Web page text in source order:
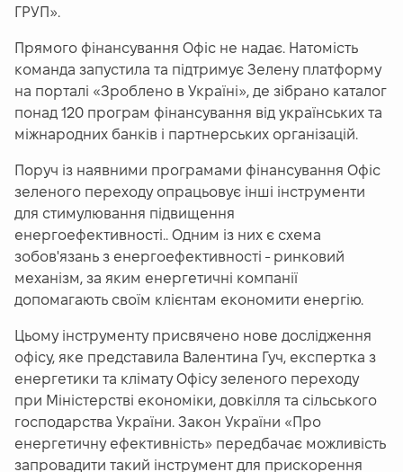
ГРУП».
Прямого фінансування Офіс не надає. Натомість
команда запустила та підтримує Зелену платформу
на порталі «Зроблено в Україні», де зібрано каталог
понад 120 програм фінансування від українських та
міжнародних банків і партнерських організацій.
Поруч із наявними програмами фінансування Офіс
зеленого переходу опрацьовує інші інструменти
для стимулювання підвищення
енергоефективності.. Одним із них є схема
зобов'язань з енергоефективності - ринковий
механізм, за яким енергетичні компанії
допомагають своїм клієнтам економити енергію.
Цьому інструменту присвячено нове дослідження
офісу, яке представила Валентина Гуч, експертка з
енергетики та клімату Офісу зеленого переходу
при Міністерстві економіки, довкілля та сільського
господарства України. Закон України «Про
енергетичну ефективність» передбачає можливість
запровадити такий інструмент для прискорення